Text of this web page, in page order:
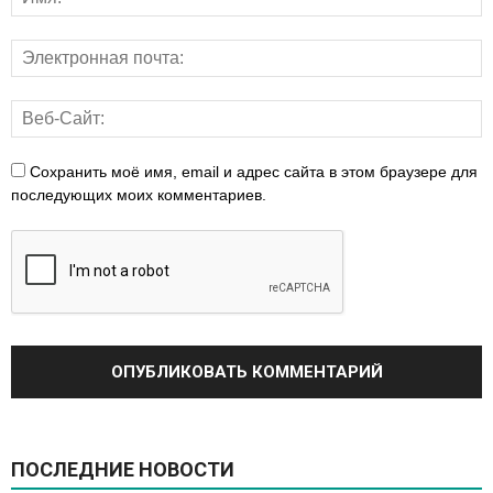
Сохранить моё имя, email и адрес сайта в этом браузере для
последующих моих комментариев.
ПОСЛЕДНИЕ НОВОСТИ